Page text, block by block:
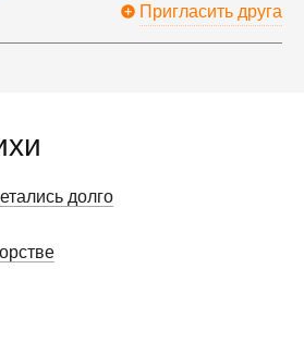
долго
Пригласить друга